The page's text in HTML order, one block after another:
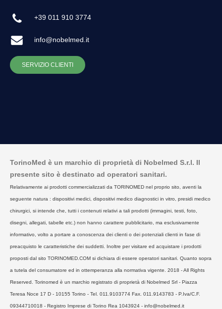
+39 011 910 3774
info@nobelmed.it
SERVIZIO CLIENTI
TorinoMed è un marchio di proprietà di Nobelmed S.r.l. Il
presente sito è destinato ad operatori sanitari.
Relativamente ai prodotti commercializzati da TORINOMED nel proprio sito, aventi la
seguente natura : dispositivi medici, dispositivi medico diagnostici in vitro, presidi medico
chirurgici, si intende che, tutti i contenuti relativi a tali prodotti (immagini, testi, foto,
disegni, allegati, tabelle etc.) non hanno carattere pubblicitario, ma esclusivamente
informativo, volto a portare a conoscenza dei clienti o dei potenziali clienti in fase di
preacquisto le caratteristiche dei suddetti. Inoltre per visitare ed acquistare i prodotti
proposti dal sito TORINOMED.COM si dichiara di essere operatori sanitari. Quanto sopra
a tutela del consumatore ed in ottemperanza alla normativa vigente. 2018 - All Rights
Reserved. Torinomed è un marchio registrato di proprietà di Nobelmed Srl - Piazza
Teresa Noce 17 D - 10155 Torino - Tel. 011.9103774 Fax. 011.9143783 - P.Iva/C.F.
09344710018 - Registro Imprese di Torino Rea 1043924 - info@nobelmed.it